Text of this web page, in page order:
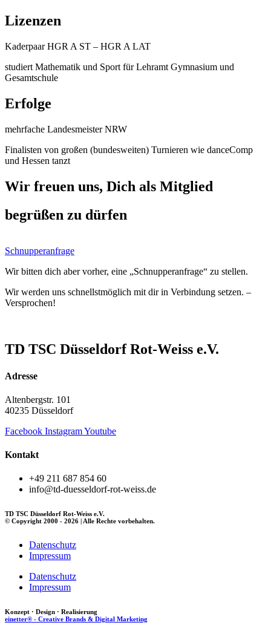
Lizenzen
Kaderpaar HGR A ST – HGR A LAT
studiert Mathematik und Sport für Lehramt Gymnasium und
Gesamtschule
Erfolge
mehrfache Landesmeister NRW
Finalisten von großen (bundesweiten) Turnieren wie danceComp
und Hessen tanzt
Wir freuen uns, Dich als Mitglied
begrüßen zu dürfen
Schnupperanfrage
Wir bitten dich aber vorher, eine „Schnupperanfrage“ zu stellen.
Wir werden uns schnellstmöglich mit dir in Verbindung setzen. –
Versprochen!
TD TSC Düsseldorf Rot-Weiss e.V.
Adresse
Altenbergstr. 101
40235 Düsseldorf
Facebook InstagramYoutube
Kontakt
+49 211 687 854 60
info@td-duesseldorf-rot-weiss.de
TD TSC Düsseldorf Rot-Weiss e.V.
© Copyright 2000 - 2026 | Alle Rechte vorbehalten.
Datenschutz
Impressum
Datenschutz
Impressum
Konzept · Design · Realisierung
einetter® - Creative Brands & Digital Marketing